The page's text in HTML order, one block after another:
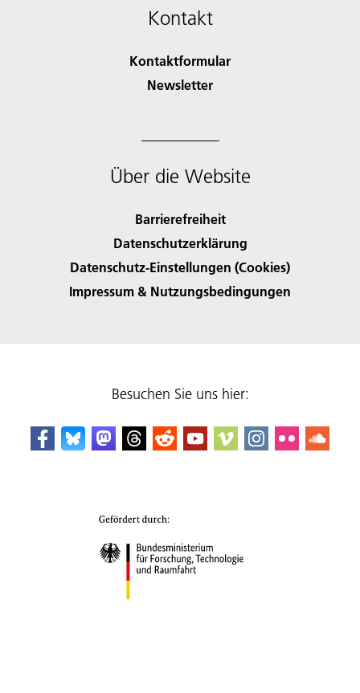
Kontakt
Kontaktformular
Newsletter
Über die Website
Barrierefreiheit
Datenschutzerklärung
Datenschutz-Einstellungen (Cookies)
Impressum & Nutzungsbedingungen
Besuchen Sie uns hier: